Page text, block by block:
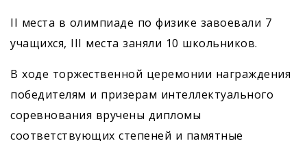
II места в олимпиаде по физике завоевали 7
учащихся, III места заняли 10 школьников.
В ходе торжественной церемонии награждения
победителям и призерам интеллектуального
соревнования вручены дипломы
соответствующих степеней и памятные